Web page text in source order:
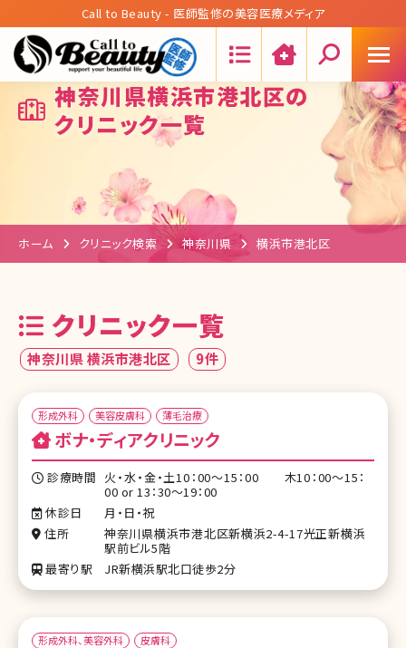
Call to Beauty - 医師監修の美容医療メディア
神奈川県横浜市港北区の
クリニック一覧
ホーム クリニック検索 神奈川県 横浜市港北区
クリニック一覧
神奈川県 横浜市港北区 9件
形成外科 美容皮膚科 薄毛治療
ボナ・ディアクリニック
診療時間 火・水・金・土10：00～15：00 木10：00～15：
00 or 13：30～19：00
休診日
月・日・祝
住所
神奈川県横浜市港北区新横浜2-4-17光正新横浜
駅前ビル5階
最寄り駅
JR新横浜駅北口徒歩2分
形成外科、美容外科 皮膚科